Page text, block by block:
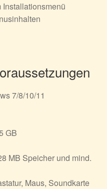
7/8/10/11
GB
MB Speicher und mind.
Maus, Soundkarte